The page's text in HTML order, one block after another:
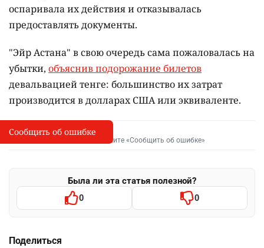
оспаривала их действия и отказывалась
предоставлять документы.
"Эйр Астана" в свою очередь сама пожаловалась на
убытки, объяснив подорожание билетов
девальвацией тенге: большинство их затрат
производится в долларах США или эквиваленте.
I
Сообщить об опечатке
Выделите фрагмент и нажмите «Сообщить об ошибке»
Была ли эта статья полезной?
0 0
Поделиться
Сообщить об ошибке